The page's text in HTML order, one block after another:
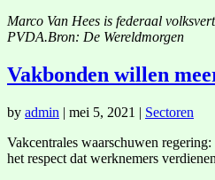
Marco Van Hees is federaal
PVDA.Bron: De Wereldmorgen
Vakbonden willen
by admin | mei 5, 2021 | Sectoren
Vakcentrales waarschuwen
het respect dat werknemers